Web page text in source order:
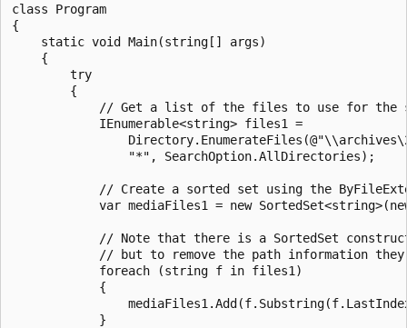
class Program
{
    static void Main(string[] args)
    {
        try
        {
// Get a list of the files to use for the
            IEnumerable<string> files1 =
                "*", SearchOption.AllDirectories);
// Create a sorted set using the
var mediaFiles1 = new
// Note that there is a SortedSet
// but to remove the path information
            foreach (string f in files1)
            {
            }